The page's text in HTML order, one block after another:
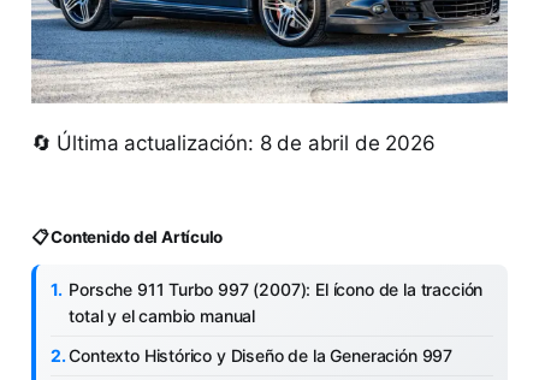
🔄 Última actualización: 8 de abril de 2026
📋 Contenido del Artículo
Porsche 911 Turbo 997 (2007): El ícono de la tracción
total y el cambio manual
Contexto Histórico y Diseño de la Generación 997